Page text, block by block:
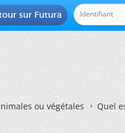
sur Futura
ou végétales Quel